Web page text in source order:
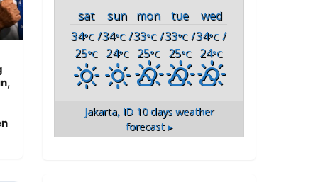
sat sun mon tue
wed
34°C/
25°C
34°C/
24°C
33°C/
25°C
33°C/
25°C
34°C /
24°C
Jakarta, ID 10 days weather
forecast ▸